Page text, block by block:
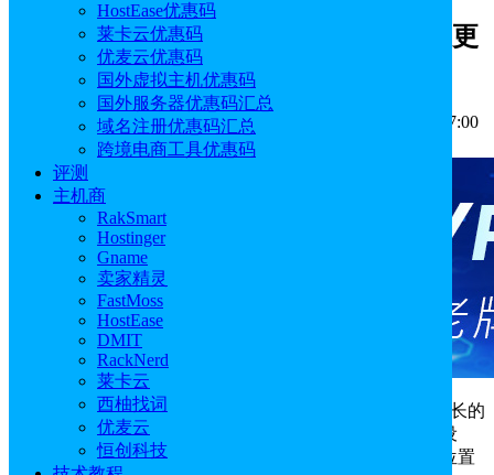
HostEase优惠码
莱卡云优惠码
优麦云优惠码
国外虚拟主机优惠码
国外服务器优惠码汇总
域名注册优惠码汇总
跨境电商工具优惠码
评测
主机商
RakSmart
Hostinger
Gname
卖家精灵
FastMoss
HostEase
DMIT
RackNerd
莱卡云
西柚找词
优麦云
恒创科技
ColoCrossing美国布法罗数据中心扩建更
新中 提供更大的场地空间和电力容量
作者: Aimee 分类:主机新闻
发布时间: 2025.09.02 10:57:00
更新于: 2025.09.02 10:57:00
为了满足对高性能托管和专用服务器解决方案日益增长的
需求，ColoCrossing正在升级美国布法罗数据中心的基础设
施，这次扩展旨在确保ColoCrossing继续在东海岸的战略位置